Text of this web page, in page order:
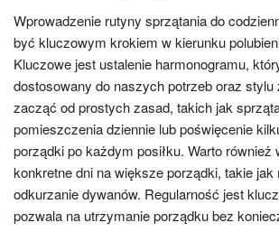
Wprowadzenie rutyny sprzątania do
być kluczowym krokiem w kierunku
Kluczowe jest ustalenie harmonogramu,
dostosowany do naszych potrzeb oraz
zacząć od prostych zasad, takich jak
pomieszczenia dziennie lub poświęcenie
porządki po każdym posiłku. Warto również
konkretne dni na większe porządki, takie
odkurzanie dywanów. Regularność jest
pozwala na utrzymanie porządku bez